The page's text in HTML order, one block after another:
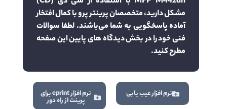
مشکل دارید، متخصصان پرینتر پرو با کمال افتخار
آماده پاسخگویی به شما می‌باشند. لطفا سوالات
فنی خود را در بخش دیدگاه های پایین این صفحه
مطرح کنید.
نرم افزار عیب یابی نرم افزار eprint برای
پرینت از راه دور